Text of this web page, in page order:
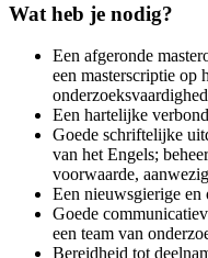
Wat heb je nodig?
Een afgeronde
een masterscriptie op
Een hartelijke
Goede schriftelijke
van het Engels;
voorwaarde,
Een nieuwsgierige en
Goede
een team van
Bereidheid tot